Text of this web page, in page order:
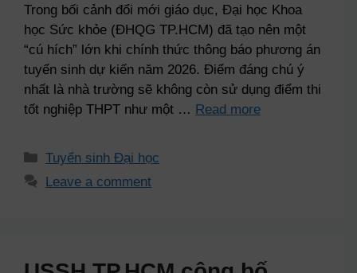
Trong bối cảnh đổi mới giáo dục, Đại học Khoa
học Sức khỏe (ĐHQG TP.HCM) đã tạo nên một
“cú hích” lớn khi chính thức thông báo phương án
tuyển sinh dự kiến năm 2026. Điểm đáng chú ý
nhất là nhà trường sẽ không còn sử dụng điểm thi
tốt nghiệp THPT như một … Read more
Tuyển sinh Đại học
Leave a comment